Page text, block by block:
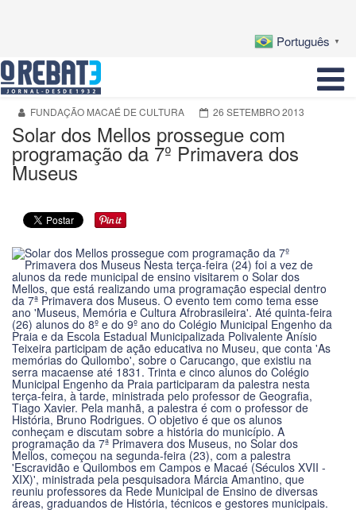
Português ▼
FUNDAÇÃO MACAÉ DE CULTURA 26 SETEMBRO 2013
Solar dos Mellos prossegue com
programação da 7º Primavera dos
Museus